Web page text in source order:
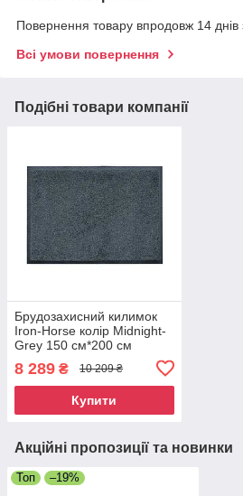
Повернення товару впродовж 14 днів
Всі умови повернення
Подібні товари компанії
Брудозахисний килимок
Iron-Horse колір Midnight-
Grey 150 см*200 см
8 289 ₴ 10 209 ₴
Купити
Акційні пропозиції та новинки
Топ –19%